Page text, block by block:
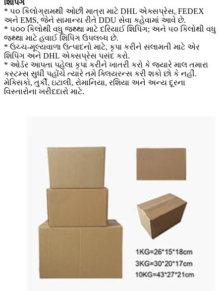
શિપિંગ
* ૫૦ કિલોગ્રામથી ઓછી માત્રા માટે DHL એક્સપ્રેસ, FEDEX
અને EMS, જેને સામાન્ય રીતે DDU સેવા કહેવામાં આવે છે.
* ૫૦૦ કિલોથી વધુ જથ્થા માટે દરિયાઈ શિપિંગ; અને ૫૦ કિલોથી વધુ
જથ્થા માટે હવાઈ શિપિંગ ઉપલબ્ધ છે.
* ઉચ્ચ-મૂલ્યવાળા ઉત્પાદનો માટે, કૃપા કરીને સલામતી માટે એર
શિપિંગ અને DHL એક્સપ્રેસ પસંદ કરો.
* ઓર્ડર આપતા પહેલા કૃપા કરીને ખાતરી કરો કે જ્યારે માલ તમારા
કસ્ટમ્સ સુધી પહોંચે ત્યારે તમે ક્લિયરન્સ કરી શકો છો કે નહીં.
મેક્સિકો, તુર્કી, ઇટાલી, રોમાનિયા, રશિયા અને અન્ય દૂરના
વિસ્તારોના ખરીદદારો માટે.